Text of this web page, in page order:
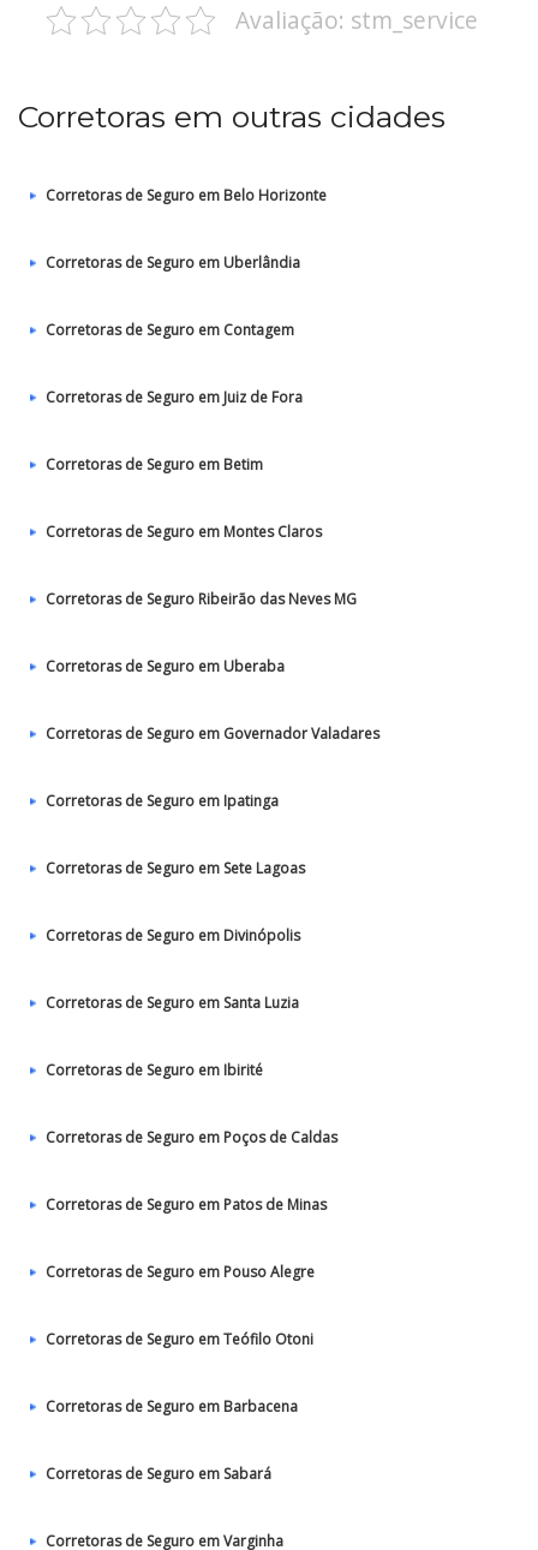
Avaliação: stm_service
Corretoras em outras cidades
Corretoras de Seguro em Belo Horizonte
Corretoras de Seguro em Uberlândia
Corretoras de Seguro em Contagem
Corretoras de Seguro em Juiz de Fora
Corretoras de Seguro em Betim
Corretoras de Seguro em Montes Claros
Corretoras de Seguro Ribeirão das Neves MG
Corretoras de Seguro em Uberaba
Corretoras de Seguro em Governador Valadares
Corretoras de Seguro em Ipatinga
Corretoras de Seguro em Sete Lagoas
Corretoras de Seguro em Divinópolis
Corretoras de Seguro em Santa Luzia
Corretoras de Seguro em Ibirité
Corretoras de Seguro em Poços de Caldas
Corretoras de Seguro em Patos de Minas
Corretoras de Seguro em Pouso Alegre
Corretoras de Seguro em Teófilo Otoni
Corretoras de Seguro em Barbacena
Corretoras de Seguro em Sabará
Corretoras de Seguro em Varginha